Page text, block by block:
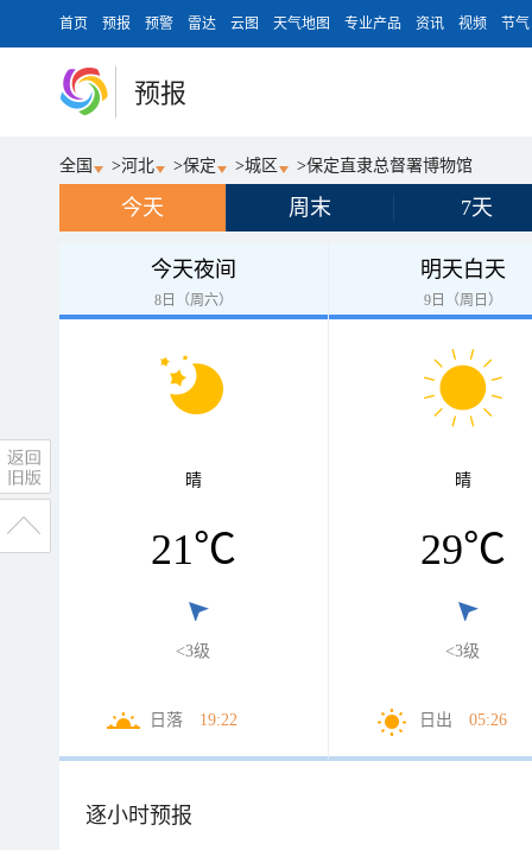
首页 预报 预警 雷达 云图 天气地图 专业产品 资讯 视频 节气
预报
全国 >河北 >保定 >城区 >保定直隶总督署博物馆
今天 周末 7天
今天夜间
8日（周六）
晴
21℃
<3级
日落 19:22
明天白天
9日（周日）
晴
29℃
<3级
日出 05:26
逐小时预报